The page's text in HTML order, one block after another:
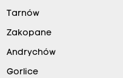
Tarnów
Zakopane
Andrychów
Gorlice